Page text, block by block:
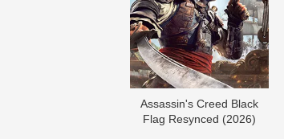
Assassin's Creed Black
Flag Resynced (2026)